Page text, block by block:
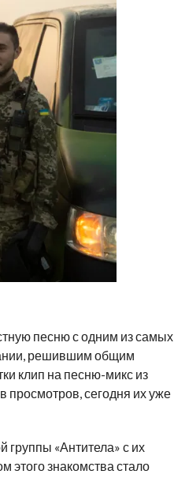
песню с одним из самых
решившим общим
клип на песню-микс из
просмотров, сегодня их уже
«Антитела» с их
этого знакомства стало